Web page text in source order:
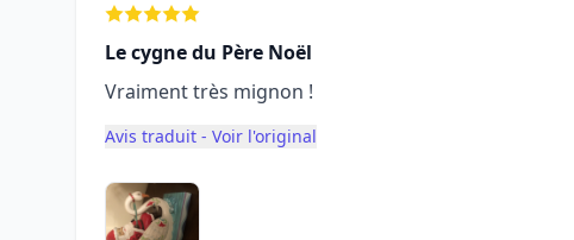
Le cygne du Père Noël
Vraiment très mignon !
Avis traduit - Voir l'original